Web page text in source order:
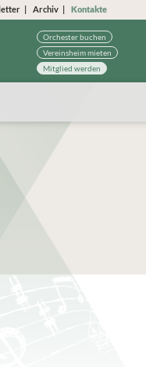
Archiv Kontakte
Orchester buchen
Vereinsheim mieten
Mitglied werden